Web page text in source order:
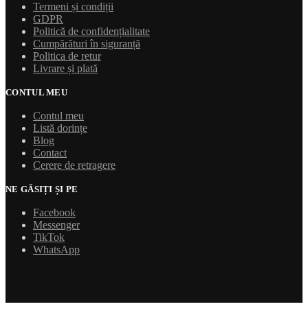
Termeni și condiții
GDPR
Politică de confidențialitate
Cumpărături în siguranță
Politica de retur
Livrare și plată
CONTUL MEU
Contul meu
Listă dorințe
Blog
Contact
Cerere de retragere
NE GĂSIȚI ȘI PE
Facebook
Messenger
TikTok
WhatsApp